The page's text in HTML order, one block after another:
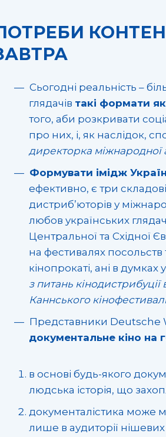
Сьогодні реальність –
глядачів такі формати
того, аби розкривати
про них, і, як наслідок,
директорка міжнародної
Формувати імідж
ефективно, є три
дистриб’юторів у
любов українських
Центральної та Східної
на фестивалях
кінопрокаті, ані в
з питань
Каннського
Представники Deutsche
документальне кіно на
в основі будь-якого
людська історія, що
документалістика може
лише в аудиторії